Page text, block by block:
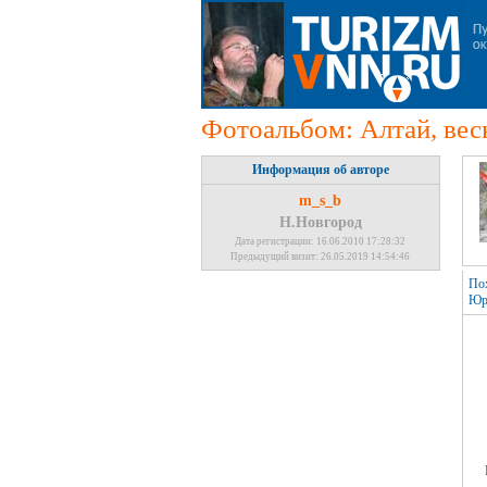
Фотоальбом: Алтай,
Информация об авторе
m_s_b
Н.Новгород
Дата регистрации: 16.06.2010 17:28:32
Предыдущий визит: 26.05.2019 14:54:46